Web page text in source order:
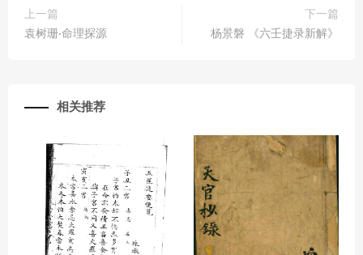
上一篇
袁树珊·命理探源
下一篇
杨景磐 《六壬捷录新解》
相关推荐